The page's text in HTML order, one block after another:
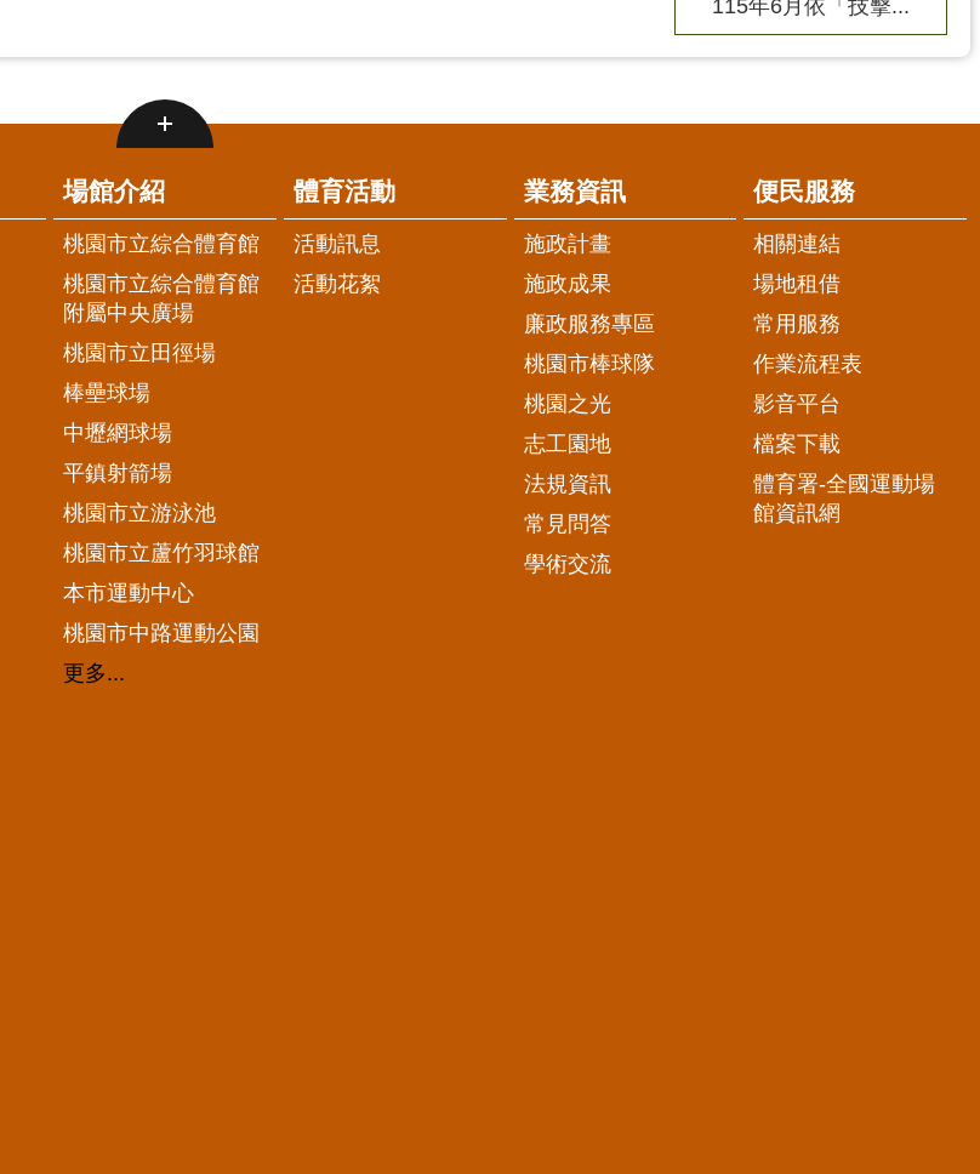
115年6月依「技擊...
場館介紹
桃園市立綜合體育館
桃園市立綜合體育館
附屬中央廣場
桃園市立田徑場
棒壘球場
中壢網球場
平鎮射箭場
桃園市立游泳池
桃園市立蘆竹羽球館
本市運動中心
桃園市中路運動公園
更多...
體育活動
活動訊息
活動花絮
業務資訊
施政計畫
施政成果
廉政服務專區
桃園市棒球隊
桃園之光
志工園地
法規資訊
常見問答
學術交流
便民服務
相關連結
場地租借
常用服務
作業流程表
影音平台
檔案下載
體育署-全國運動場
館資訊網